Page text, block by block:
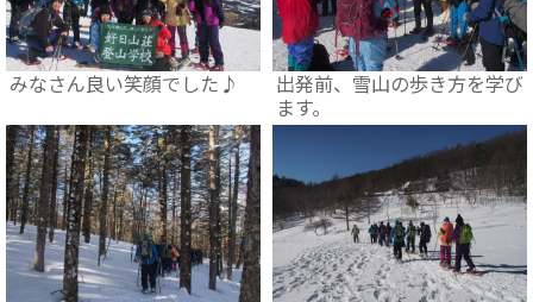
みなさん良い笑顔でした♪
出発前、雪山の歩き方を学び
ます。